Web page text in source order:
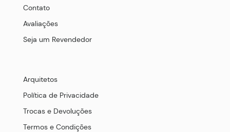
Contato
Avaliações
Seja um Revendedor
Arquitetos
Política de Privacidade
Trocas e Devoluções
Termos e Condições